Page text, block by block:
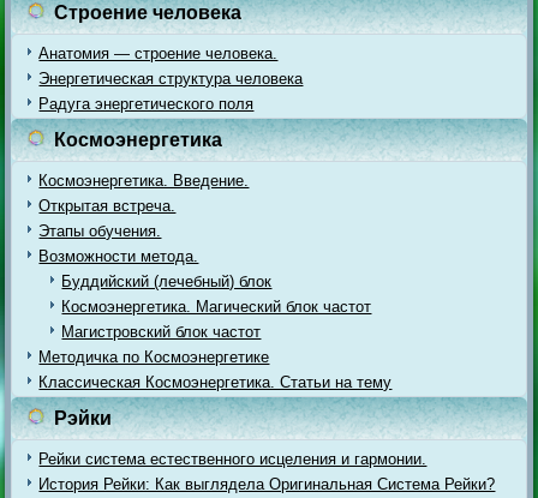
Строение человека
Анатомия — строение человека.
Энергетическая структура человека
Радуга энергетического поля
Космоэнергетика
Космоэнергетика. Введение.
Открытая встреча.
Этапы обучения.
Возможности метода.
Буддийский (лечебный) блок
Космоэнергетика. Магический блок частот
Магистровский блок частот
Методичка по Космоэнергетике
Классическая Космоэнергетика. Статьи на тему
Рэйки
Рейки система естественного исцеления и гармонии.
История Рейки: Как выглядела Оригинальная Система Рейки?